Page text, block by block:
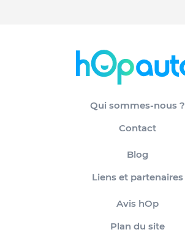
Qui sommes-nous ?
Contact
Blog
Liens et partenaires
Avis hOp
Plan du site